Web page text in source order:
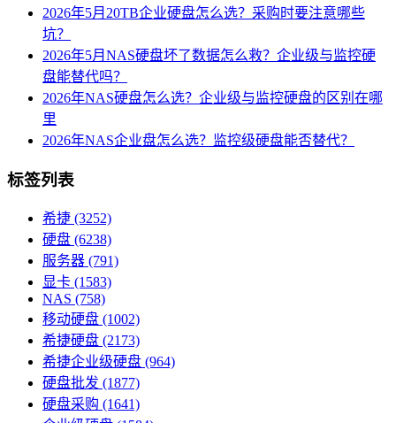
2026年5月20TB企业硬盘怎么选？采购时要注意哪些
坑？
2026年5月NAS硬盘坏了数据怎么救？企业级与监控硬
盘能替代吗？
2026年NAS硬盘怎么选？企业级与监控硬盘的区别在哪
里
2026年NAS企业盘怎么选？监控级硬盘能否替代？
标签列表
希捷 (3252)
硬盘 (6238)
服务器 (791)
显卡 (1583)
NAS (758)
移动硬盘 (1002)
希捷硬盘 (2173)
希捷企业级硬盘 (964)
硬盘批发 (1877)
硬盘采购 (1641)